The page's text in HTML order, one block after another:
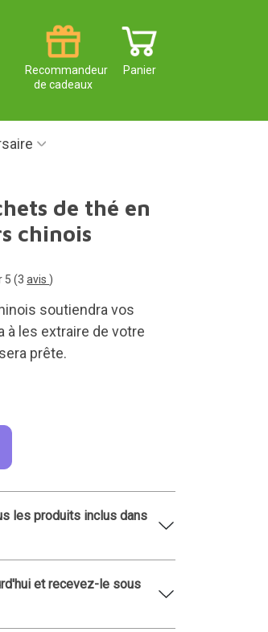
Panier
Recommandeur
de cadeaux
de thé en
chinois
5 (3 avis )
soutiendra vos
à les extraire de votre
prête.
les produits inclus dans
et recevez-le sous